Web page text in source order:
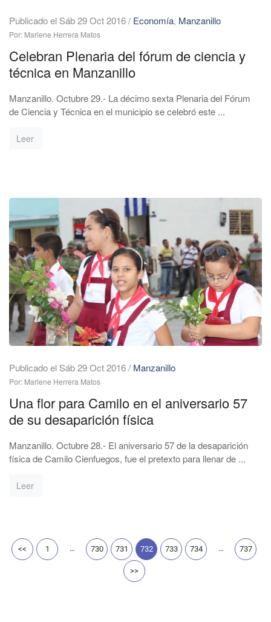
Publicado el Sáb 29 Oct 2016/ Economía, Manzanillo
Por: Marlene Herrera Matos
Celebran Plenaria del fórum de ciencia y
técnica en Manzanillo
Manzanillo. Octubre 29.- La décimo sexta Plenaria del Fórum
de Ciencia y Técnica en el municipio se celebró este ...
Leer
Publicado el Sáb 29 Oct 2016/ Manzanillo
Por: Marlene Herrera Matos
Una flor para Camilo en el aniversario 57
de su desaparición física
Manzanillo. Octubre 28.- El aniversario 57 de la desaparición
física de Camilo Cienfuegos, fue el pretexto para llenar de ...
Leer
<< 1 … 730 731 732 733 734 … 737
>>